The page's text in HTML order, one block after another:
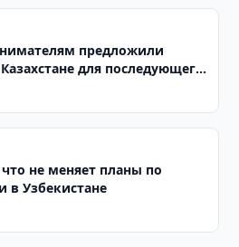
предложили
для последующего
не меняет планы по
в Узбекистане